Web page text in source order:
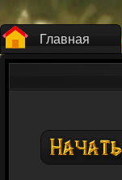
Главная